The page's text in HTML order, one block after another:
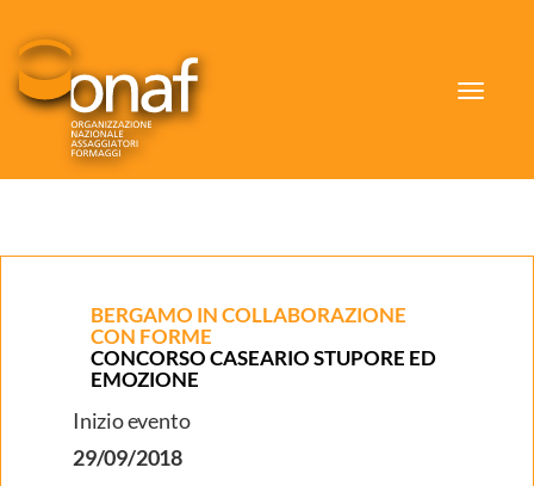
Toggle
BERGAMO IN COLLABORAZIONE
CON FORME
CONCORSO CASEARIO STUPORE ED
EMOZIONE
Inizio evento
29/09/2018